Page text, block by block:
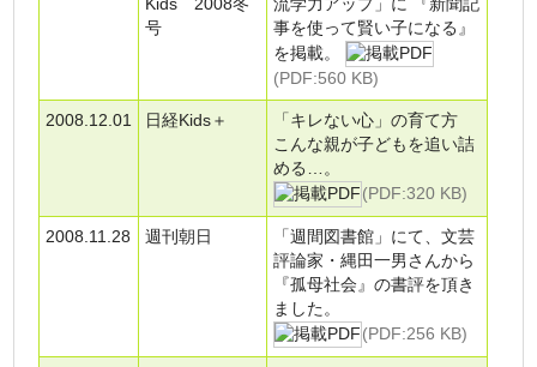
Kids 2008冬
号
流学力アップ」に 『新聞記
事を使って賢い子になる』
を掲載。
(PDF:560 KB)
2008.12.01 日経Kids＋
「キレない心」の育て方
こんな親が子どもを追い詰
める…。
(PDF:320 KB)
2008.11.28 週刊朝日
「週間図書館」にて、文芸
評論家・縄田一男さんから
『孤母社会』の書評を頂き
ました。
(PDF:256 KB)